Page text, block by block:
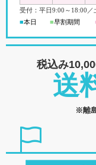
受付：平日9:00 ～18:00 ／
■本日 ■早割期間
税込み
送
※離